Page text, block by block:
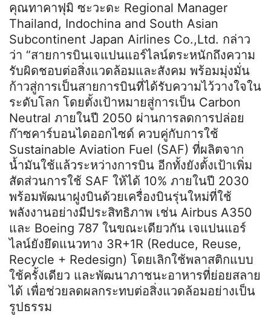
คุณทาคาฟุมิ ซะวะดะ Regional Manager
Thailand, Indochina and South Asian
Subcontinent Japan Airlines Co.,Ltd. กล่าว
ว่า “สายการบินเจแปนแอร์ไลน์ตระหนักถึงความ
รับผิดชอบต่อสิ่งแวดล้อมและสังคม พร้อมมุ่งมั่น
ก้าวสู่การเป็นสายการบินที่ได้รับความไว้วางใจใน
ระดับโลก โดยตั้งเป้าหมายสู่การเป็น Carbon
Neutral ภายในปี 2050 ผ่านการลดการปล่อย
ก๊าซคาร์บอนไดออกไซด์ ควบคู่กับการใช้
Sustainable Aviation Fuel (SAF) ที่ผลิตจาก
น้ำมันใช้แล้วระหว่างการบิน อีกทั้งยังตั้งเป้าเพิ่ม
สัดส่วนการใช้ SAF ให้ได้ 10% ภายในปี 2030
พร้อมพัฒนาฝูงบินด้วยเครื่องบินรุ่นใหม่ที่ใช้
พลังงานอย่างมีประสิทธิภาพ เช่น Airbus A350
และ Boeing 787 ในขณะเดียวกัน เจแปนแอร์
ไลน์ยังยึดแนวทาง 3R+1R (Reduce, Reuse,
Recycle + Redesign) โดยเลิกใช้พลาสติกแบบ
ใช้ครั้งเดียว และพัฒนาภาชนะอาหารที่ย่อยสลาย
ได้ เพื่อช่วยลดผลกระทบต่อสิ่งแวดล้อมอย่างเป็น
รูปธรรม